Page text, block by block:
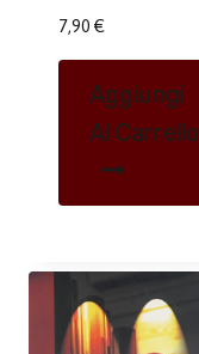
7,90 €
Aggiungi
Al Carrello